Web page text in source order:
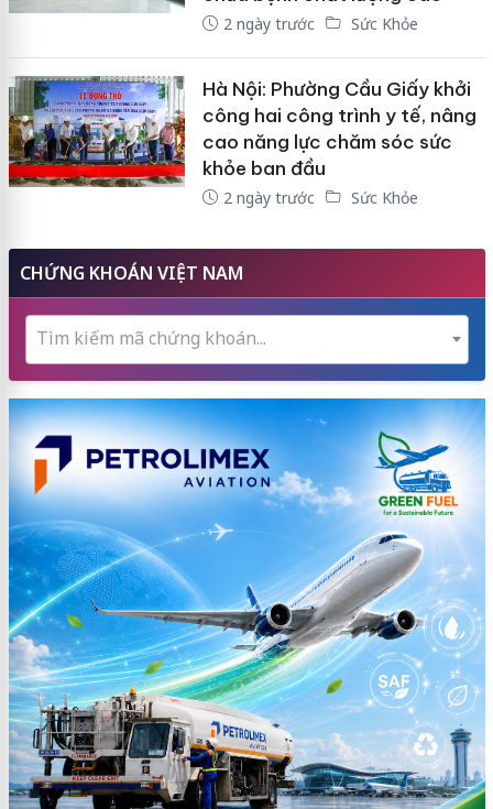
2 ngày trước Sức Khỏe
Hà Nội: Phường Cầu Giấy khởi
công hai công trình y tế, nâng
cao năng lực chăm sóc sức
khỏe ban đầu
2 ngày trước Sức Khỏe
CHỨNG KHOÁN VIỆT NAM
Tìm kiếm mã chứng khoán...